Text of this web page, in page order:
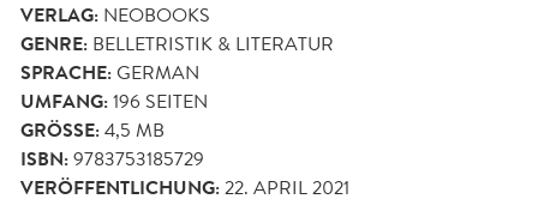
VERLAG: NEOBOOKS
GENRE: BELLETRISTIK & LITERATUR
SPRACHE:GERMAN
UMFANG:196 SEITEN
GRÖSSE: 4,5 MB
ISBN:9783753185729
VERÖFFENTLICHUNG:22. APRIL 2021